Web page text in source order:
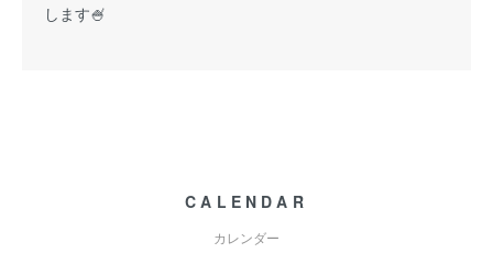
します🍧
CALENDAR
カレンダー